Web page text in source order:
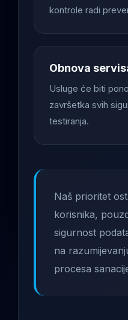
kontrole radi
Obnova
Usluge će biti
završetka svih
testiranja.
Naš prioritet
korisnika,
sigurnost
na
procesa